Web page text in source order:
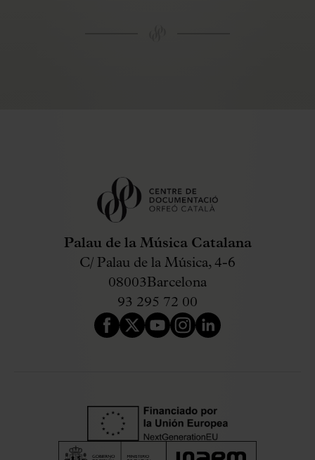
Palau de la Música Catalana
C/ Palau de la Música, 4-6
08003Barcelona
93 295 72 00